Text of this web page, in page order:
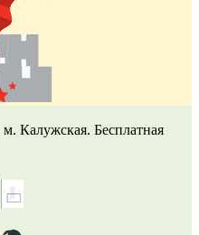
Калужская. Бесплатная